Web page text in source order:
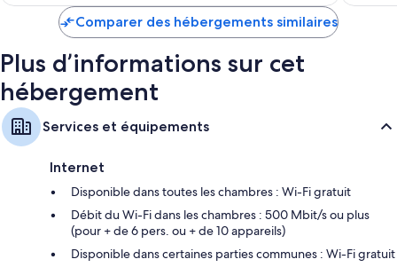
Garde-robe ou placard, ampoules LED et mini réfrigérateur
de
Comparer des hébergements similaires
Plus d’informations sur cet
hébergement
Services et équipements
Internet
Disponible dans toutes les chambres : Wi-Fi gratuit
Débit du Wi-Fi dans les chambres : 500 Mbit/s ou plus
(pour + de 6 pers. ou + de 10 appareils)
Disponible dans certaines parties communes : Wi-Fi gratuit